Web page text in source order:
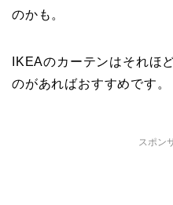
のかも。
IKEAのカーテンはそれほ
のがあればおすすめです。
スポン